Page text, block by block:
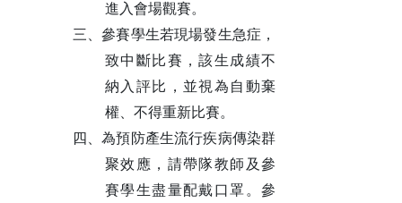
進入會場觀賽。
三、參賽學生若現場發生急症，
致中斷比賽，該生成績不
納入評比，並視為自動棄
權、不得重新比賽。
四、為預防產生流行疾病傳染群
聚效應，請帶隊教師及參
賽學生盡量配戴口罩。參